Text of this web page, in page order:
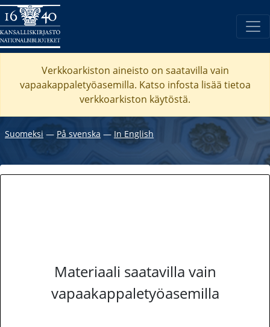
Verkkoarkiston aineisto on saatavilla vain
vapaakappaletyöasemilla. Katso infosta lisää tietoa
verkkoarkiston käytöstä.
Suomeksi ― På svenska ― In English
Materiaali saatavilla vain
vapaakappaletyöasemilla